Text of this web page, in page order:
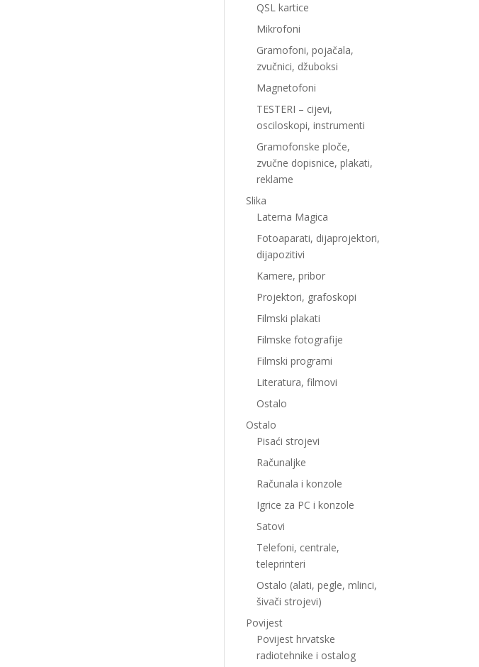
QSL kartice
Mikrofoni
Gramofoni, pojačala,
zvučnici, džuboksi
Magnetofoni
TESTERI – cijevi,
osciloskopi, instrumenti
Gramofonske ploče,
zvučne dopisnice, plakati,
reklame
Slika
Laterna Magica
Fotoaparati, dijaprojektori,
dijapozitivi
Kamere, pribor
Projektori, grafoskopi
Filmski plakati
Filmske fotografije
Filmski programi
Literatura, filmovi
Ostalo
Ostalo
Pisaći strojevi
Računaljke
Računala i konzole
Igrice za PC i konzole
Satovi
Telefoni, centrale,
teleprinteri
Ostalo (alati, pegle, mlinci,
šivači strojevi)
Povijest
Povijest hrvatske
radiotehnike i ostalog